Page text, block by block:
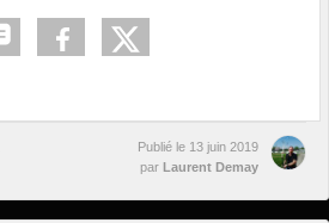
Publié le 13 juin 2019
par Laurent Demay